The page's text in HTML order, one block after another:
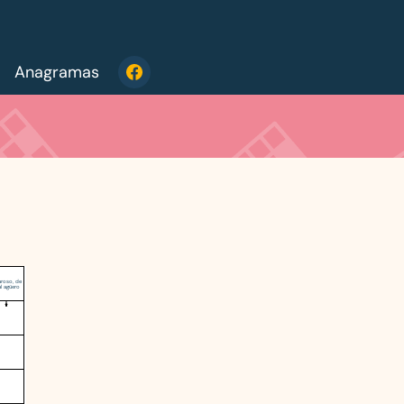
Anagramas
de
agüero